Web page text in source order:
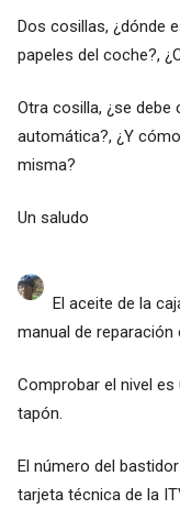
Dos cosillas, ¿dónde
papeles del coche?,
Otra cosilla, ¿se debe
automática?, ¿Y
misma?
Un saludo
El aceite de la
manual de reparación
Comprobar el nivel
tapón.
El número del
tarjeta técnica de la